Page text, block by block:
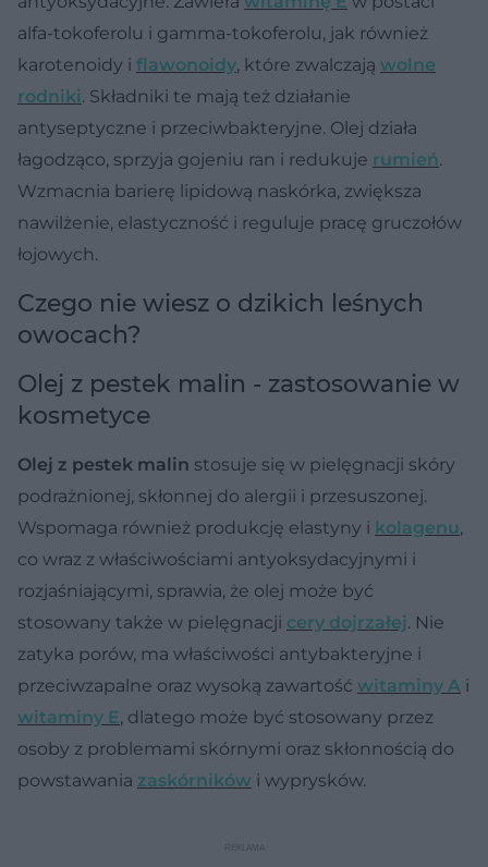
alfa-tokoferolu i gamma-tokoferolu, jak również
karotenoidy i flawonoidy, które zwalczają wolne
rodniki. Składniki te mają też działanie
antyseptyczne i przeciwbakteryjne. Olej działa
łagodząco, sprzyja gojeniu ran i redukuje rumień.
Wzmacnia barierę lipidową naskórka, zwiększa
nawilżenie, elastyczność i reguluje pracę gruczołów
łojowych.
Czego nie wiesz o dzikich leśnych
owocach?
Olej z pestek malin - zastosowanie w
kosmetyce
Olej z pestek malin stosuje się w pielęgnacji skóry
podrażnionej, skłonnej do alergii i przesuszonej.
Wspomaga również produkcję elastyny i kolagenu,
co wraz z właściwościami antyoksydacyjnymi i
rozjaśniającymi, sprawia, że olej może być
stosowany także w pielęgnacji cery dojrzałej. Nie
zatyka porów, ma właściwości antybakteryjne i
przeciwzapalne oraz wysoką zawartość witaminy A i
witaminy E, dlatego może być stosowany przez
osoby z problemami skórnymi oraz skłonnością do
powstawania zaskórników i wyprysków.